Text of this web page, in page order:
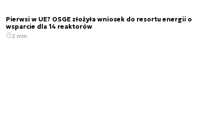
Pierwsi w UE? OSGE złożyła wniosek do resortu energii o
wsparcie dla 14 reaktorów
2 min.